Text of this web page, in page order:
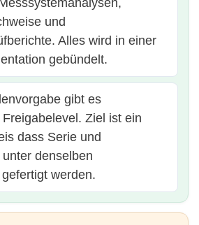
und
Alles wird in einer
gebündelt.
gibt es
Ziel ist ein
dass Serie und
denselben
werden.